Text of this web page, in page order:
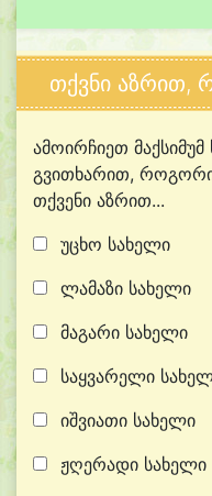
თქვნი აზრით,
ამოირჩიეთ
გვითხარით,
თქვენი აზრით...
უცხო სახელი
ლამაზი სახელი
მაგარი სახელი
საყვარელი
იშვიათი სახელი
ჟღერადი სახელი